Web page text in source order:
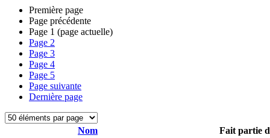
Première page
Page précédente
Page 1 (page actuelle)
Page 2
Page 3
Page 4
Page 5
Page suivante
Dernière page
Nom
Fait partie